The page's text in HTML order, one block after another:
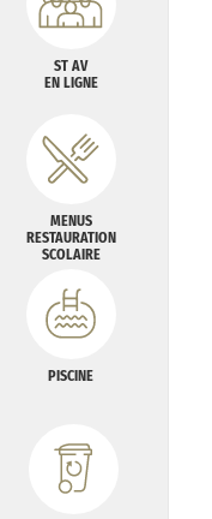
ST AV
EN LIGNE
MENUS
RESTAURATION
SCOLAIRE
PISCINE